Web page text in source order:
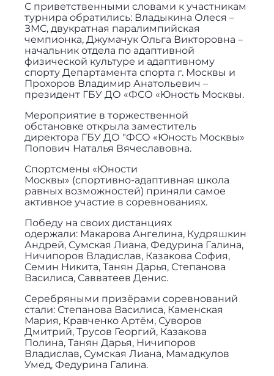
С приветственными словами к участникам
турнира обратились: Владыкина Олеся –
ЗМС, двукратная паралимпийская
чемпионка, Джумачук Ольга Викторовна –
начальник отдела по адаптивной
физической культуре и адаптивному
спорту Департамента спорта г. Москвы и
Прохоров Владимир Анатольевич –
президент ГБУ ДО «ФСО «Юность Москвы.
Мероприятие в торжественной
обстановке открыла заместитель
директора ГБУ ДО "ФСО «Юность Москвы»
Попович Наталья Вячеславовна.
Спортсмены «Юности
Москвы» (спортивно-адаптивная школа
равных возможностей) приняли самое
активное участие в соревнованиях.
Победу на своих дистанциях
одержали: Макарова Ангелина, Кудряшкин
Андрей, Сумская Лиана, Федурина Галина,
Ничипоров Владислав, Казакова София,
Семин Никита, Танян Дарья, Степанова
Василиса, Савватеев Денис.
Серебряными призёрами соревнований
стали: Степанова Василиса, Каменская
Мария, Кравченко Артём, Суворов
Дмитрий, Трусов Георгий, Казакова
Полина, Танян Дарья, Ничипоров
Владислав, Сумская Лиана, Мамадкулов
Умед, Федурина Галина.